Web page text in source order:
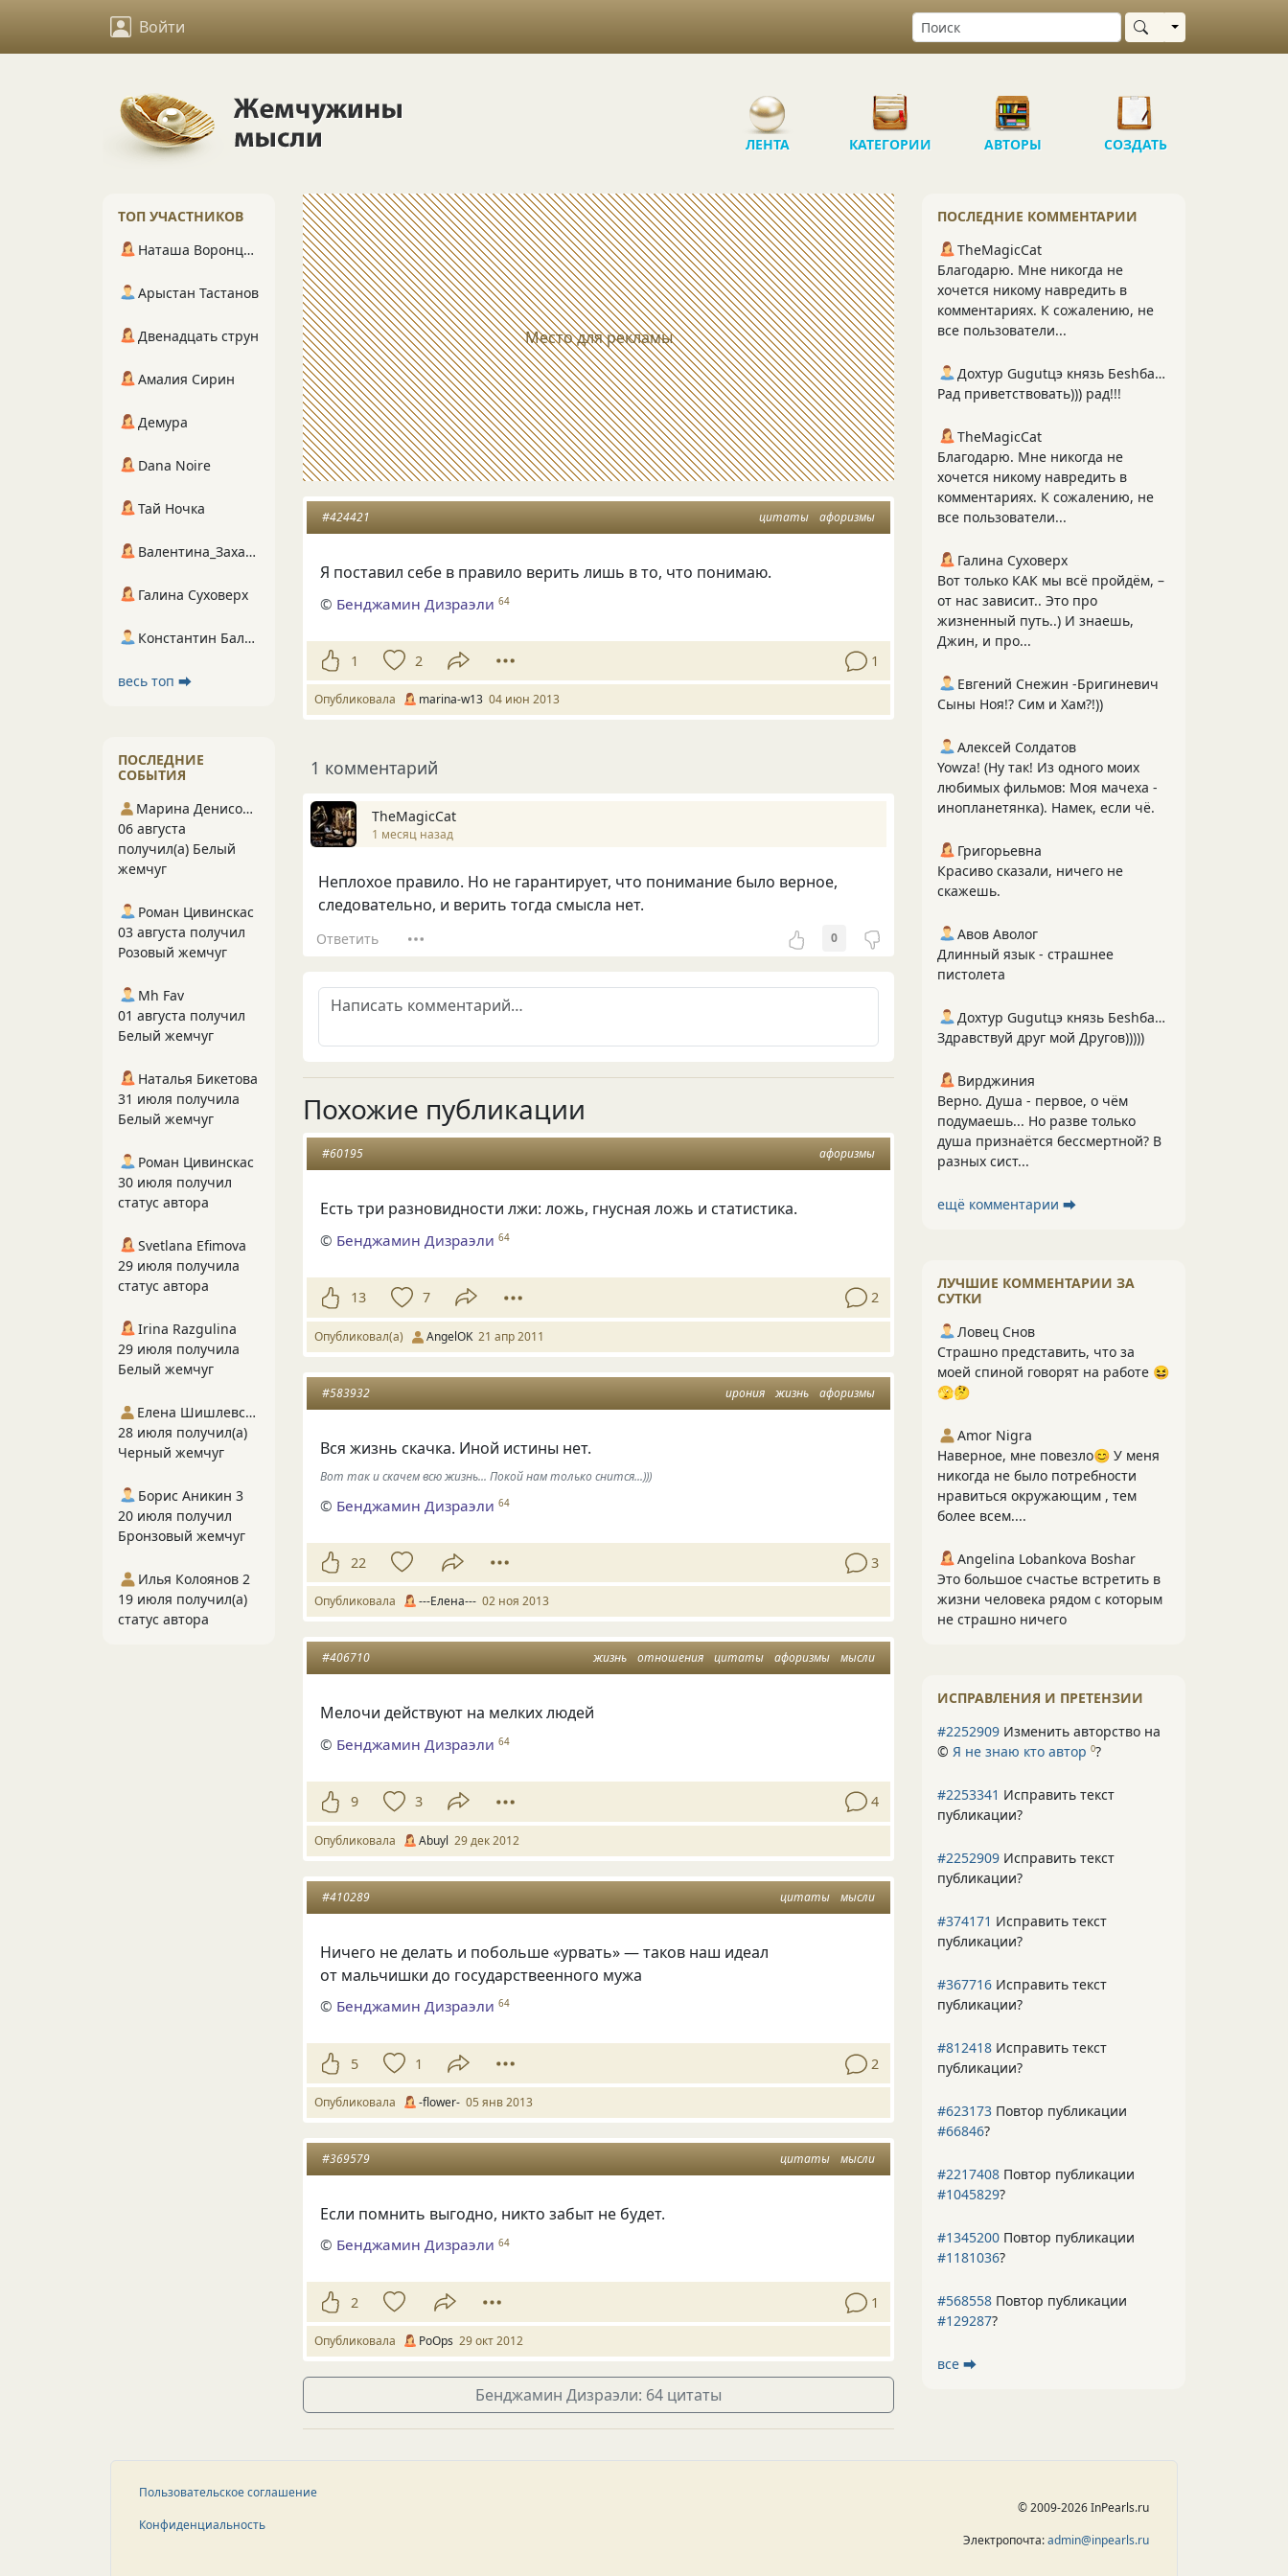
Войти Выбрать область
ЛЕНТА КАТЕГОРИИ АВТОРЫ СОЗДАТЬ
Место для рекламы
цитаты афоризмы
#424421
Я поставил себе в правило верить лишь в то, что понимаю.
© Бенджамин Дизраэли 64
1 2 1
Опубликовала marina-w13 04 июн 2013
1 комментарий
TheMagicCat
1 месяц назад
Неплохое правило. Но не гарантирует, что понимание было верное,
следовательно, и верить тогда смысла нет.
Ответить 0
Похожие публикации
афоризмы
#60195
Есть три разновидности лжи: ложь, гнусная ложь и статистика.
© Бенджамин Дизраэли 64
13 7 2
Опубликовал(а) AngelOK 21 апр 2011
ирония жизнь афоризмы
#583932
Вся жизнь скачка. Иной истины нет.
Вот так и скачем всю жизнь... Покой нам только снится...)))
© Бенджамин Дизраэли 64
22 3
Опубликовала ---Елена--- 02 ноя 2013
жизнь отношения цитаты афоризмы мысли
#406710
Мелочи действуют на мелких людей
© Бенджамин Дизраэли 64
9 3 4
Опубликовала Abuyl 29 дек 2012
цитаты мысли
#410289
Ничего не делать и побольше«урвать» — таков наш идеал
от мальчишки до государствеенного мужа
© Бенджамин Дизраэли 64
5 1 2
Опубликовала -flower- 05 янв 2013
цитаты мысли
#369579
Если помнить выгодно, никто забыт не будет.
© Бенджамин Дизраэли 64
2 1
Опубликовала PoOps 29 окт 2012
Бенджамин Дизраэли: 64 цитаты
ПОСЛЕДНИЕ КОММЕНТАРИИ
TheMagicCat
Благодарю. Мне никогда не
хочется никому навредить в
комментариях. К сожалению, не
все пользователи...
Дохтур Gugutцэ князь Беshбармакоff
Рад приветствовать))) рад!!!
TheMagicCat
Благодарю. Мне никогда не
хочется никому навредить в
комментариях. К сожалению, не
все пользователи...
Галина Суховерх
Вот только КАК мы всё пройдём, –
от нас зависит.. Это про
жизненный путь..) И знаешь,
Джин, и про...
Евгений Снежин -Бригиневич
Сыны Ноя!? Сим и Хам?!))
Алексей Солдатов
Yowza! (Ну так! Из одного моих
любимых фильмов: Моя мачеха -
инопланетянка). Намек, если чё.
Григорьевна
Красиво сказали, ничего не
скажешь.
Авов Аволог
Длинный язык - страшнее
пистолета
Дохтур Gugutцэ князь Беshбармакоff
Здравствуй друг мой Другов)))))
Вирджиния
Верно. Душа - первое, о чём
подумаешь... Но разве только
душа признаётся бессмертной? В
разных сист...
ещё комментарии ⮕
ЛУЧШИЕ КОММЕНТАРИИ ЗА
СУТКИ
Ловец Снов
Страшно представить, что за
моей спиной говорят на работе 😆
🫣🤔
Amor Nigra
Наверное, мне повезло😊 У меня
никогда не было потребности
нравиться окружающим , тем
более всем....
Angelina Lobankova Boshar
Это большое счастье встретить в
жизни человека рядом с которым
не страшно ничего
ИСПРАВЛЕНИЯ И ПРЕТЕНЗИИ
#2252909 Изменить авторство на
© Я не знаю кто автор 0?
#2253341 Исправить текст
публикации?
#2252909 Исправить текст
публикации?
#374171 Исправить текст
публикации?
#367716 Исправить текст
публикации?
#812418 Исправить текст
публикации?
#623173 Повтор публикации
#66846?
#2217408 Повтор публикации
#1045829?
#1345200 Повтор публикации
#1181036?
#568558 Повтор публикации
#129287?
все ⮕
ТОП УЧАСТНИКОВ
Наташа Воронцова
Арыстан Тастанов
Двенадцать струн
Амалия Сирин
Демура
Dana Noire
Тай Ночка
Валентина_Захарова
Галина Суховерх
Константин Балухта
весь топ ⮕
ПОСЛЕДНИЕ
СОБЫТИЯ
Марина Денисова 5
06 августа
получил(а) Белый
жемчуг
Роман Цивинскас
03 августа получил
Розовый жемчуг
Mh Fav
01 августа получил
Белый жемчуг
Наталья Бикетова
31 июля получила
Белый жемчуг
Роман Цивинскас
30 июля получил
статус автора
Svetlana Efimova
29 июля получила
статус автора
Irina Razgulina
29 июля получила
Белый жемчуг
Елена Шишлевская
28 июля получил(а)
Черный жемчуг
Борис Аникин 3
20 июля получил
Бронзовый жемчуг
Илья Колоянов 2
19 июля получил(а)
статус автора
Пользовательское соглашение
Конфиденциальность
© 2009-2026 InPearls.ru
Электропочта:admin@inpearls.ru